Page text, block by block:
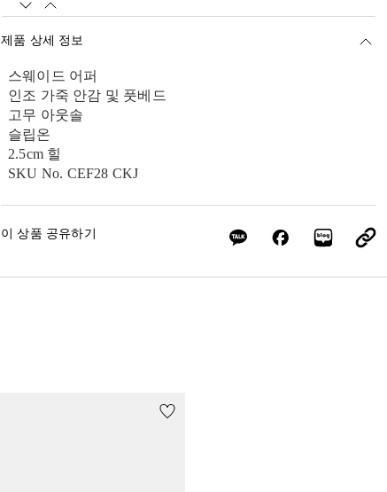
제품 상세 정보
스웨이드 어퍼
인조 가죽 안감 및 풋베드
고무 아웃솔
슬립온
2.5cm 힐
SKU No. CEF28 CKJ
이 상품 공유하기